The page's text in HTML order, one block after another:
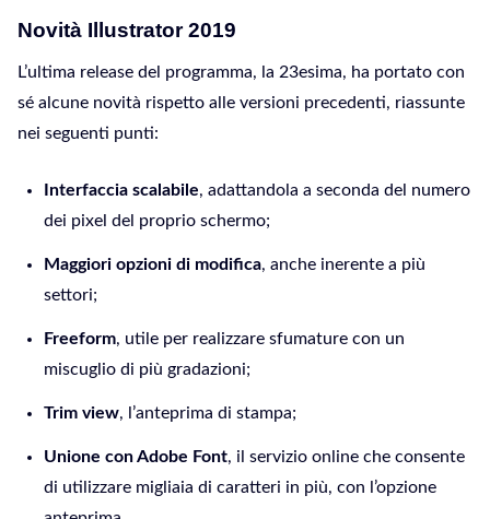
Novità Illustrator 2019
L’ultima release del programma, la 23esima, ha portato con
sé alcune novità rispetto alle versioni precedenti, riassunte
nei seguenti punti:
Interfaccia scalabile, adattandola a seconda del numero
dei pixel del proprio schermo;
Maggiori opzioni di modifica, anche inerente a più
settori;
Freeform, utile per realizzare sfumature con un
miscuglio di più gradazioni;
Trim view, l’anteprima di stampa;
Unione con Adobe Font, il servizio online che consente
di utilizzare migliaia di caratteri in più, con l’opzione